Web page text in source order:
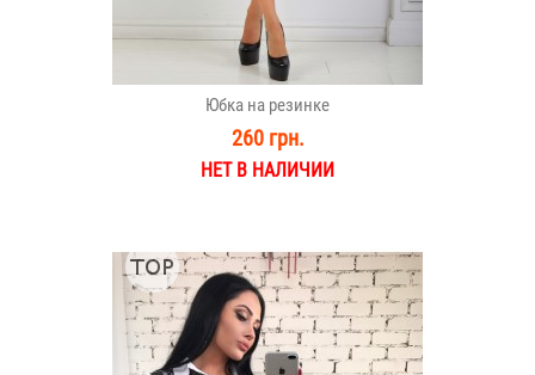
Юбка на резинке
260 грн.
НЕТ В НАЛИЧИИ